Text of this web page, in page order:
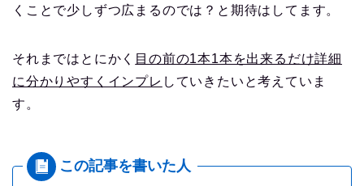
くことで少しずつ広まるのでは？と期待はしてます。
それまではとにかく 目の前の1本1本を出来るだけ詳細
に分かりやすくインプレ していきたいと考えていま
す。